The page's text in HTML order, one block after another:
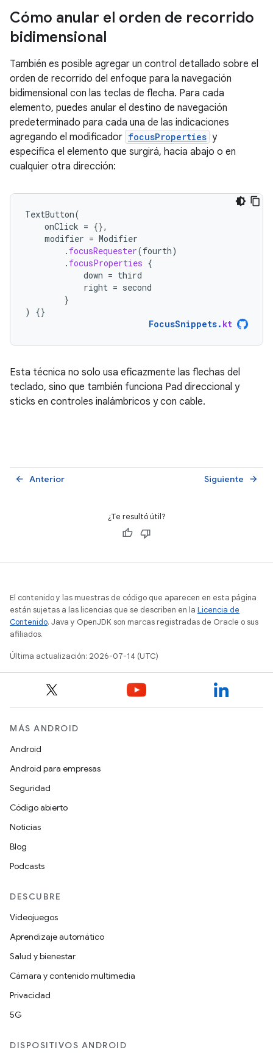
Cómo anular el orden de recorrido
bidimensional
También es posible agregar un control detallado sobre el
orden de recorrido del enfoque para la navegación
bidimensional con las teclas de flecha. Para cada
elemento, puedes anular el destino de navegación
predeterminado para cada una de las indicaciones
agregando el modificador focusProperties y
especifica el elemento que surgirá, hacia abajo o en
cualquier otra dirección:
TextButton(
onClick = {},
modifier = Modifier
. focusRequester(fourth)
. focusProperties {
down = third
right = second
}
)
{}
FocusSnippets. kt
Esta técnica no solo usa eficazmente las flechas del
teclado, sino que también funciona Pad direccional y
sticks en controles inalámbricos y con cable.
Anterior
arrow_back Siguiente arrow_forward
¿Te resultó útil?
El contenido y las muestras de código que aparecen en esta página
están sujetas a las licencias que se describen en la Licencia de
Contenido. Java y OpenJDK son marcas registradas de Oracle o sus
afiliados.
Última actualización: 2026-07-14 (UTC)
MÁS ANDROID
Android
Android para empresas
Seguridad
Código abierto
Noticias
Blog
Podcasts
DESCUBRE
Videojuegos
Aprendizaje automático
Salud y bienestar
Cámara y contenido multimedia
Privacidad
5G
DISPOSITIVOS ANDROID